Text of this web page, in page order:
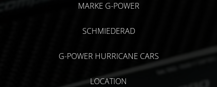
MARKE G-POWER
SCHMIEDERAD
G-POWER HURRICANE CARS
LOCATION